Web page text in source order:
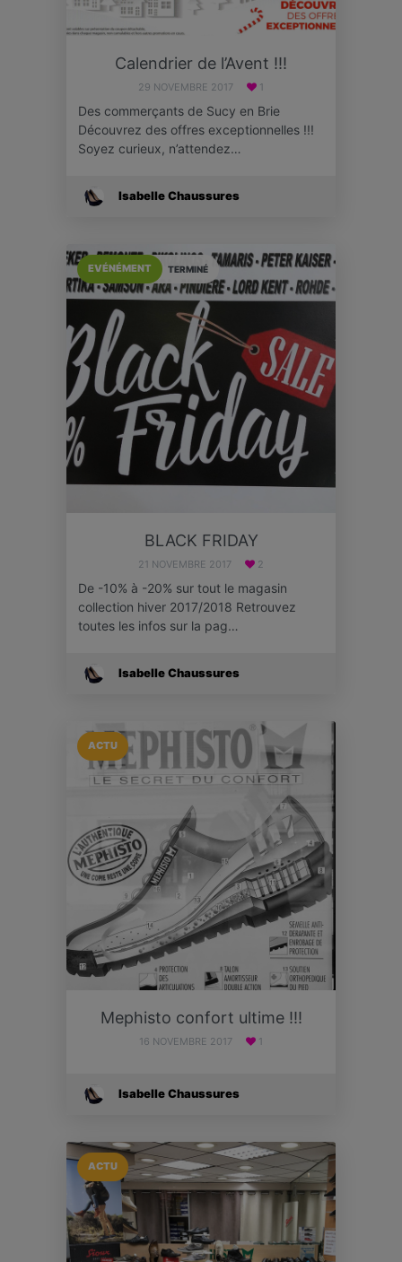
Calendrier de l’Avent !!!
29 NOVEMBRE 2017 1
Des commerçants de Sucy en Brie
Découvrez des offres exceptionnelles !!!
Soyez curieux, n’attendez…
Isabelle Chaussures
TERMINÉ
EVÉNÉMENT
BLACK FRIDAY
21 NOVEMBRE 2017 2
De -10% à -20% sur tout le magasin
collection hiver 2017/2018 Retrouvez
toutes les infos sur la pag…
Isabelle Chaussures
ACTU
Mephisto confort ultime !!!
16 NOVEMBRE 2017 1
Isabelle Chaussures
ACTU